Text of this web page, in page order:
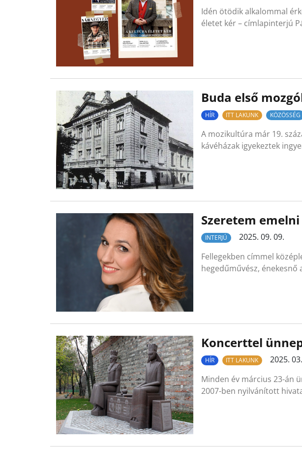
Idén ötödik alkalommal
életet kér – címlapinterjú
Buda első
HÍR ITT LAKUNK KÖZÖSSÉG
A mozikultúra már 19.
kávéházak igyekeztek
Szeretem
INTERJÚ
2025. 09. 09.
Fellegekben címmel
hegedűművész, énekesnő
Koncerttel
HÍR ITT LAKUNK
2025.
Minden év március 23-án
2007-ben nyilvánított